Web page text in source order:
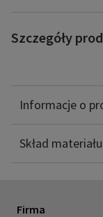
Szczegóły
Informacje o
Pas barkowy to
Skład materiału
Poliester: 30%
Elastil: 15%
Firma
Praca z nami